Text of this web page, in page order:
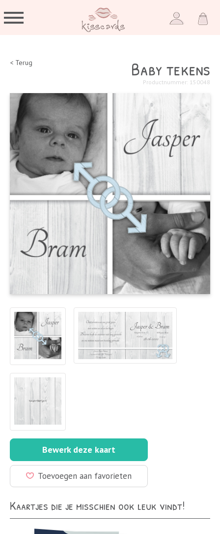
< Terug Baby tekens
Productnummer: 150048
Bewerk deze kaart
Toevoegen aan favorieten
Kaartjes die je misschien ook leuk vindt!